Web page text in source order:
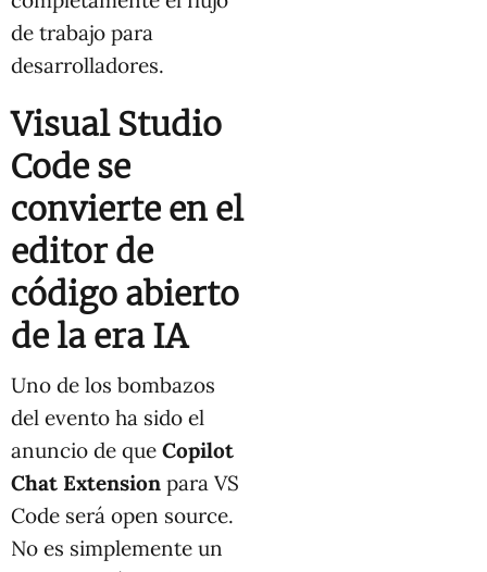
de trabajo para
desarrolladores.
Visual Studio
Code se
convierte en el
editor de
código abierto
de la era IA
Uno de los bombazos
del evento ha sido el
anuncio de que Copilot
Chat Extension para VS
Code será open source.
No es simplemente un